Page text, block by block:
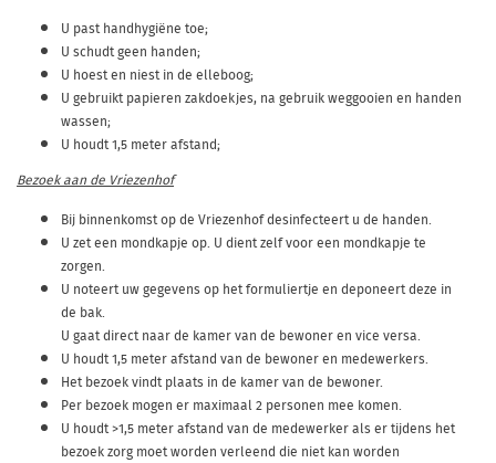
U past handhygiëne toe;
U schudt geen handen;
U hoest en niest in de elleboog;
U gebruikt papieren zakdoekjes, na gebruik weggooien en handen
wassen;
U houdt 1,5 meter afstand;
Bezoek aan de Vriezenhof
Bij binnenkomst op de Vriezenhof desinfecteert u de handen.
U zet een mondkapje op. U dient zelf voor een mondkapje te
zorgen.
U noteert uw gegevens op het formuliertje en deponeert deze in
de bak.
U gaat direct naar de kamer van de bewoner en vice versa.
U houdt 1,5 meter afstand van de bewoner en medewerkers.
Het bezoek vindt plaats in de kamer van de bewoner.
Per bezoek mogen er maximaal 2 personen mee komen.
U houdt >1,5 meter afstand van de medewerker als er tijdens het
bezoek zorg moet worden verleend die niet kan worden